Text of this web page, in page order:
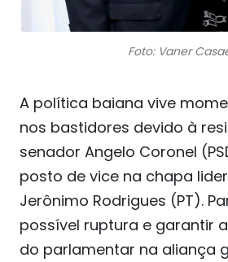
Foto: Vaner
A política baiana vive
nos bastidores devido à
senador Angelo Coronel
posto de vice na chapa
Jerônimo Rodrigues (PT).
possível ruptura e garantir
do parlamentar na aliança